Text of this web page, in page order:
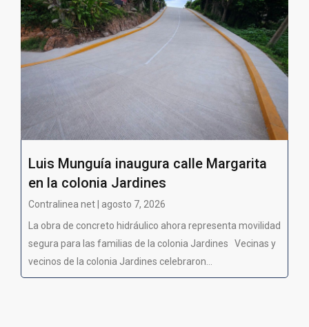
Luis Munguía inaugura calle Margarita
en la colonia Jardines
Contralinea net | agosto 7, 2026
La obra de concreto hidráulico ahora representa movilidad
segura para las familias de la colonia Jardines Vecinas y
vecinos de la colonia Jardines celebraron...